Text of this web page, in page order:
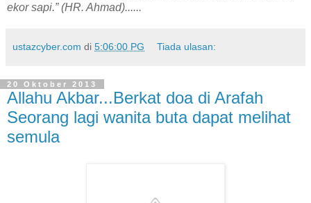
ekor sapi.” (HR. Ahmad)......
ustazcyber.com di 5:06:00 PG Tiada ulasan:
20 Oktober 2013
Allahu Akbar...Berkat doa di Arafah
Seorang lagi wanita buta dapat melihat
semula